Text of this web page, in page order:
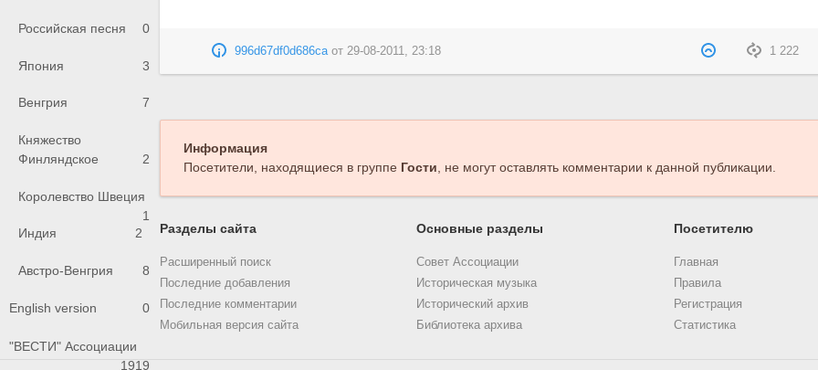
Российская песня 0
Япония 3
Венгрия 7
Княжество
Финляндское
2
Королевство Швеция
1
Индия
2
Австро-Венгрия 8
English version 0
"ВЕСТИ" Ассоциации
1919
1 222
996d67df0d686caот29-08-2011, 23:18
Информация
Посетители, находящиеся в группе Гости, не могут оставлять комментарии к данной публикации.
Разделы сайта
Расширенный поиск
Последние добавления
Последние комментарии
Мобильная версия сайта
Основные разделы
Совет Ассоциации
Историческая музыка
Исторический архив
Библиотека архива
Посетителю
Главная
Правила
Регистрация
Статистика